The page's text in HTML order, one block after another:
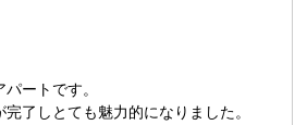
ートです。
了しとても魅力的になりました。